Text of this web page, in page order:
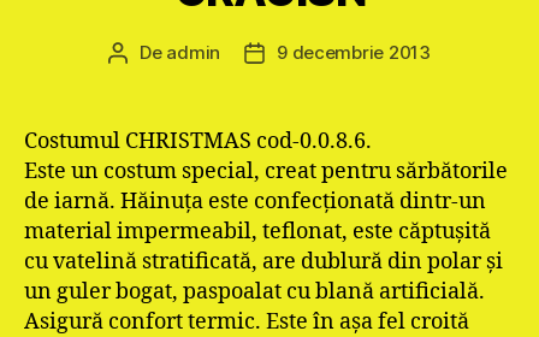
Autor
De admin
Dată9 decembrie 2013
Costumul CHRISTMAS cod-0.0.8.6.
Este un costum special, creat pentru sărbătorile
de iarnă. Hăinuţa este confecţionată dintr-un
material impermeabil, teflonat, este căptuşită
cu vatelină stratificată, are dublură din polar şi
un guler bogat, paspoalat cu blană artificială.
Asigură confort termic. Este în aşa fel croită